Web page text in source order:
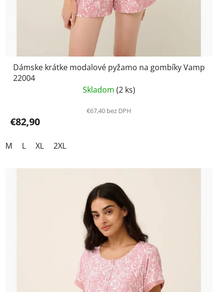
Dámske krátke modalové pyžamo na gombíky Vamp
22004
Skladom (2 ks)
€67,40 bez DPH
€82,90
M L XL 2XL